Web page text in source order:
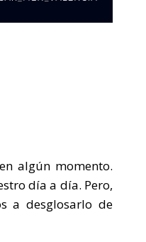
algún momento.
día a día. Pero,
a desglosarlo de